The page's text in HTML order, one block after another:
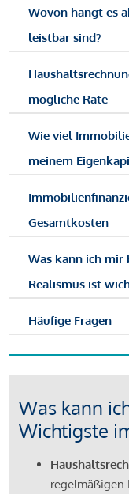
Wovon hängt es
leistbar sind?
mögliche Rate
Wie viel
meinem
Gesamtkosten
Was kann ich mir
Realismus ist
Häufige Fragen
Was kann
Wichtigste
regelmäßigen